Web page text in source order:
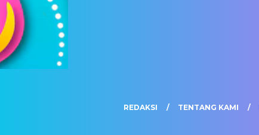
REDAKSI TENTANG KAMI